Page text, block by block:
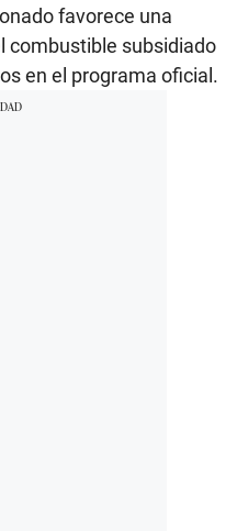
favorece una
combustible subsidiado
en el programa oficial.